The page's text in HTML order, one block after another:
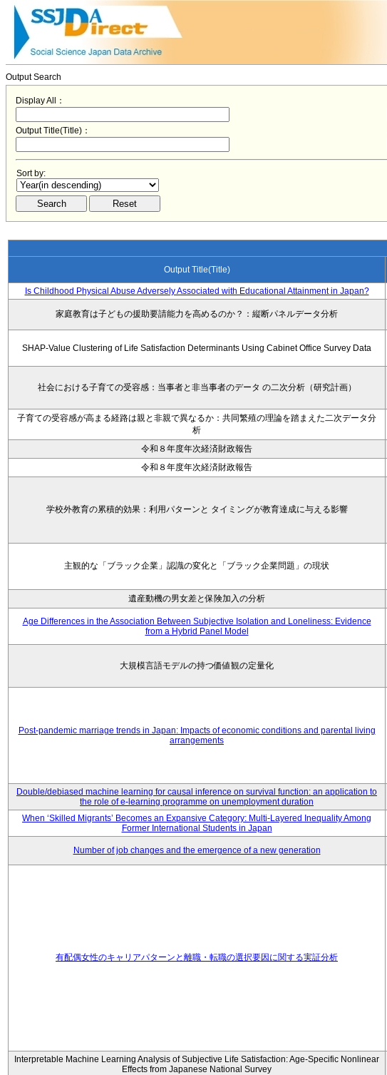
Output Search
Display All：
Output Title(Title)：
Sort by:
Output Title(Title)
Is Childhood Physical Abuse Adversely Associated with Educational Attainment in Japan?
家庭教育は子どもの援助要請能力を高めるのか？：縦断パネルデータ分析
SHAP-Value Clustering of Life Satisfaction Determinants Using Cabinet Office Survey Data
社会における子育ての受容感：当事者と非当事者のデータ の二次分析（研究計画）
子育ての受容感が高まる経路は親と非親で異なるか：共同繁殖の理論を踏まえた二次データ分
析
令和８年度年次経済財政報告
令和８年度年次経済財政報告
学校外教育の累積的効果：利用パターンと タイミングが教育達成に与える影響
主観的な「ブラック企業」認識の変化と「ブラック企業問題」の現状
遺産動機の男女差と保険加入の分析
Age Differences in the Association Between Subjective Isolation and Loneliness: Evidence
from a Hybrid Panel Model
大規模言語モデルの持つ価値観の定量化
Post-pandemic marriage trends in Japan: Impacts of economic conditions and parental living
arrangements
Double/debiased machine learning for causal inference on survival function: an application to
the role of e-learning programme on unemployment duration
When ‘Skilled Migrants’ Becomes an Expansive Category: Multi-Layered Inequality Among
Former International Students in Japan
Number of job changes and the emergence of a new generation
有配偶女性のキャリアパターンと離職・転職の選択要因に関する実証分析
Interpretable Machine Learning Analysis of Subjective Life Satisfaction: Age-Specific Nonlinear
Effects from Japanese National Survey